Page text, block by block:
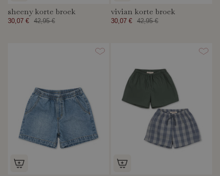
sheeny korte broek
30,07 € 42,95 €
vivian korte broek
30,07 € 42,95 €